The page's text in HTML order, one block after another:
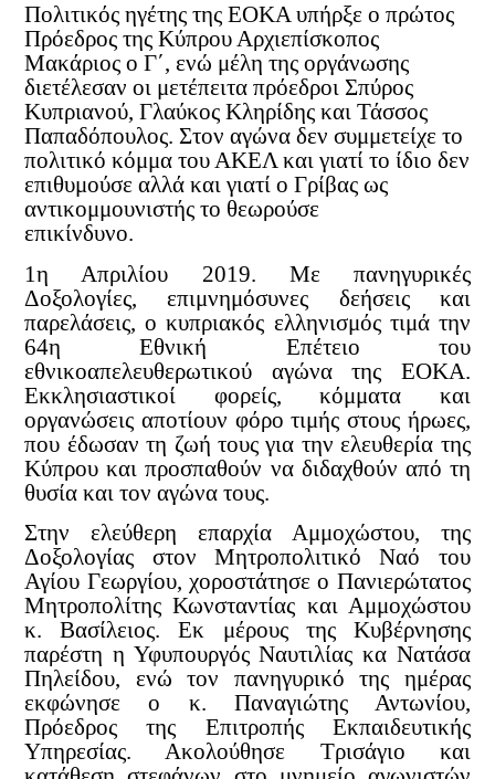
Πολιτικός ηγέτης της ΕΟΚΑ υπήρξε ο πρώτος
Πρόεδρος της Κύπρου Αρχιεπίσκοπος
Μακάριος ο Γ΄, ενώ μέλη της οργάνωσης
διετέλεσαν οι μετέπειτα πρόεδροι Σπύρος
Κυπριανού, Γλαύκος Κληρίδης και Τάσσος
Παπαδόπουλος. Στον αγώνα δεν συμμετείχε το
πολιτικό κόμμα του ΑΚΕΛ και γιατί το ίδιο δεν
επιθυμούσε αλλά και γιατί ο Γρίβας ως
αντικομμουνιστής το θεωρούσε
επικίνδυνο.
1η Απριλίου 2019. Με πανηγυρικές
Δοξολογίες, επιμνημόσυνες δεήσεις και
παρελάσεις, ο κυπριακός ελληνισμός τιμά την
64η Εθνική Επέτειο του
εθνικοαπελευθερωτικού αγώνα της ΕΟΚΑ.
Εκκλησιαστικοί φορείς, κόμματα και
οργανώσεις αποτίουν φόρο τιμής στους ήρωες,
που έδωσαν τη ζωή τους για την ελευθερία της
Κύπρου και προσπαθούν να διδαχθούν από τη
θυσία και τον αγώνα τους.
Στην ελεύθερη επαρχία Αμμοχώστου, της
Δοξολογίας στον Μητροπολιτικό Ναό του
Αγίου Γεωργίου, χοροστάτησε ο Πανιερώτατος
Μητροπολίτης Κωνσταντίας και Αμμοχώστου
κ. Βασίλειος. Εκ μέρους της Κυβέρνησης
παρέστη η Υφυπουργός Ναυτιλίας κα Νατάσα
Πηλείδου, ενώ τον πανηγυρικό της ημέρας
εκφώνησε ο κ. Παναγιώτης Αντωνίου,
Πρόεδρος της Επιτροπής Εκπαιδευτικής
Υπηρεσίας. Ακολούθησε Τρισάγιο και